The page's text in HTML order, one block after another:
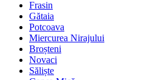
Frasin
Gătaia
Potcoava
Miercurea Nirajului
Broșteni
Novaci
Săliște